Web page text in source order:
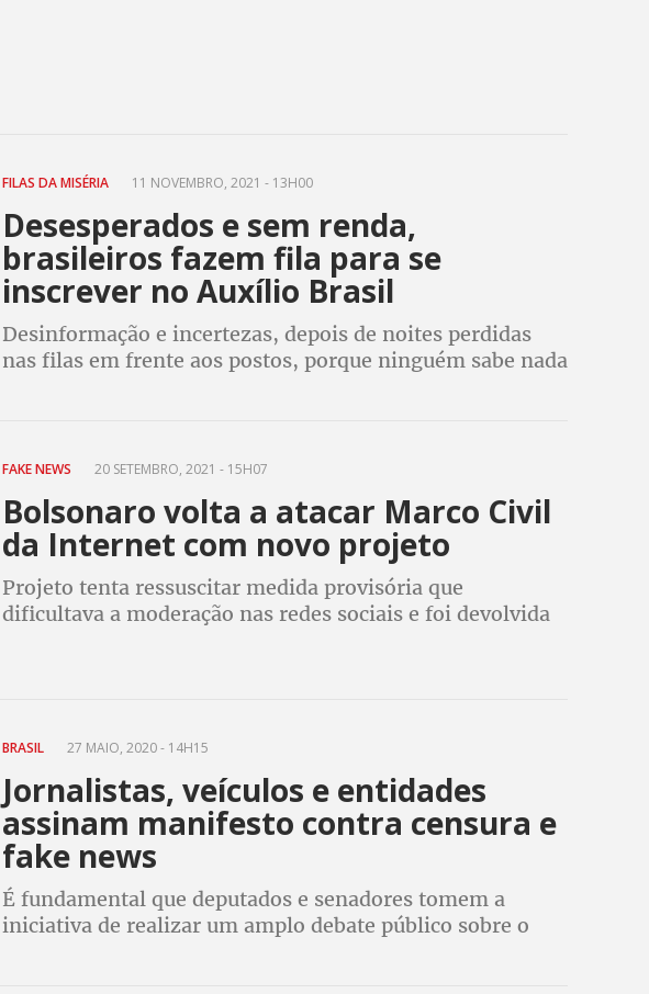
FILAS DA MISÉRIA 11 NOVEMBRO, 2021 - 13H00
Desesperados e sem renda,
brasileiros fazem fila para se
inscrever no Auxílio Brasil
Desinformação e incertezas, depois de noites perdidas
nas filas em frente aos postos, porque ninguém sabe nada
FAKE NEWS 20 SETEMBRO, 2021 - 15H07
Bolsonaro volta a atacar Marco Civil
da Internet com novo projeto
Projeto tenta ressuscitar medida provisória que
dificultava a moderação nas redes sociais e foi devolvida
BRASIL 27 MAIO, 2020 - 14H15
Jornalistas, veículos e entidades
assinam manifesto contra censura e
fake news
É fundamental que deputados e senadores tomem a
iniciativa de realizar um amplo debate público sobre o